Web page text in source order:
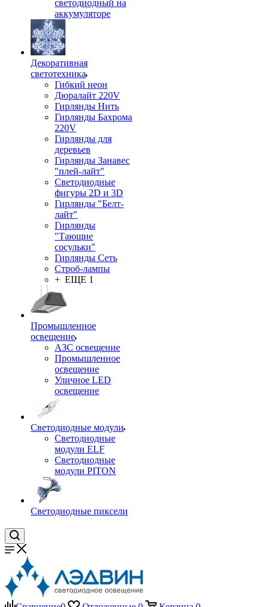
светодиодный на
аккумуляторе
Декоративная
светотехника
Гибкий неон
Дюралайт 220V
Гирлянды Нить
Гирлянды Бахрома
220V
Гирлянды для
деревьев
Гирлянды Занавес
"плей-лайт"
Светодиодные
фигуры 2D и 3D
Гирлянды "Белт-
лайт"
Гирлянды
"Тающие
сосульки"
Гирлянды Сеть
Строб-лампы
+ ЕЩЕ 1
Промышленное
освещение
АЗС освещение
Промышленное
освещение
Уличное LED
освещение
Светодиодные модули
Светодиодные
модули ELF
Светодиодные
модули PITON
Светодиодные пиксели